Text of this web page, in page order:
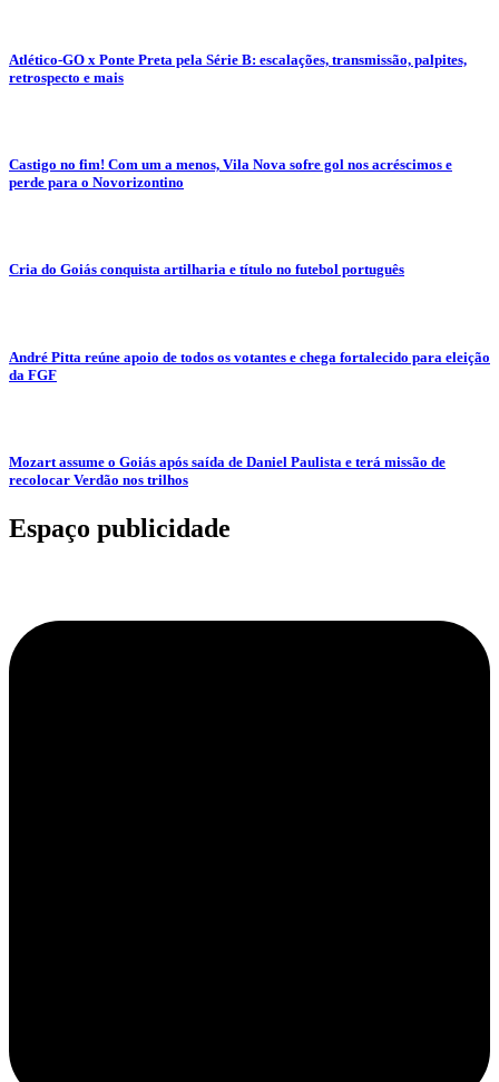
Atlético-GO x Ponte Preta pela Série B: escalações, transmissão, palpites,
retrospecto e mais
Castigo no fim! Com um a menos, Vila Nova sofre gol nos acréscimos e
perde para o Novorizontino
Cria do Goiás conquista artilharia e título no futebol português
André Pitta reúne apoio de todos os votantes e chega fortalecido para eleição
da FGF
Mozart assume o Goiás após saída de Daniel Paulista e terá missão de
recolocar Verdão nos trilhos
Espaço publicidade